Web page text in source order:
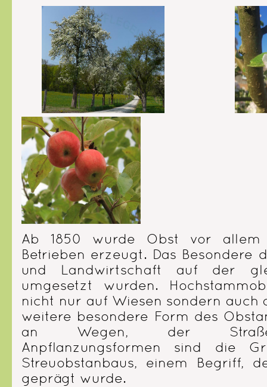
Ab 1850 wurde Obst vor allem
Betrieben erzeugt. Das Besondere
und Landwirtschaft auf der
umgesetzt wurden.
nicht nur auf Wiesen sondern auch
weitere besondere Form des
an Wegen, der
Anpflanzungsformen sind die
Streuobstanbaus, einem Begriff,
geprägt wurde.